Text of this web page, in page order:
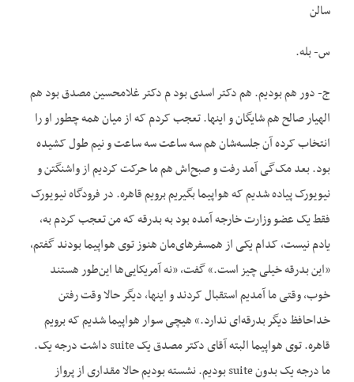
سالن
س- بله.
ج- دور هم بودیم. هم دکتر اسدی بود م دکتر غلامحسین مصدق بود هم
الهیار صالح هم شایگان و اینها. تعجب کردم که از میان همه چطور او را
انتخاب کرده آن جلسه‌شان هم سه ساعت سه ساعت و نیم طول کشیده
بود. بعد مک‌گی آمد رفت و صبح‌اش هم ما حرکت کردیم از واشنگتن و
نیویورک پیاده شدیم که هواپیما بگیریم برویم قاهره. در فرودگاه نیویورک
فقط یک عضو وزارت خارجه آمده بود به بدرقه که من تعجب کردم به،
یادم نیست، کدام یکی از همسفرهای‌مان هنوز توی هواپیما بودند گفتم،
«این بدرقه خیلی چیز است.» گفت، «نه آمریکایی‌ها این‌طور هستند
خوب، وقتی ما آمدیم استقبال کردند و اینها، دیگر حالا وقت رفتن
خداحافظ دیگر بدرقه‌ای ندارد.» هیچی سوار هواپیما شدیم که برویم
قاهره. توی هواپیما البته آقای دکتر مصدق یک suite داشت درجه یک.
ما درجه یک بدون suite بودیم. نشسته بودیم حالا مقداری از پرواز